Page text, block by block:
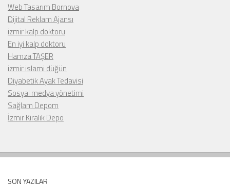
Web Tasarım Bornova
Dijital Reklam Ajansı
izmir kalp doktoru
En iyi kalp doktoru
Hamza TAŞER
izmir islami düğün
Diyabetik Ayak Tedavisi
Sosyal medya yönetimi
Sağlam Depom
İzmir Kiralık Depo
SON YAZILAR